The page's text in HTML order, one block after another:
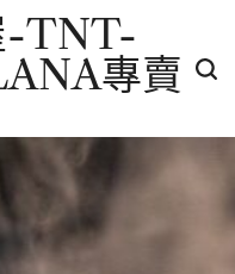
-TNT-
專賣